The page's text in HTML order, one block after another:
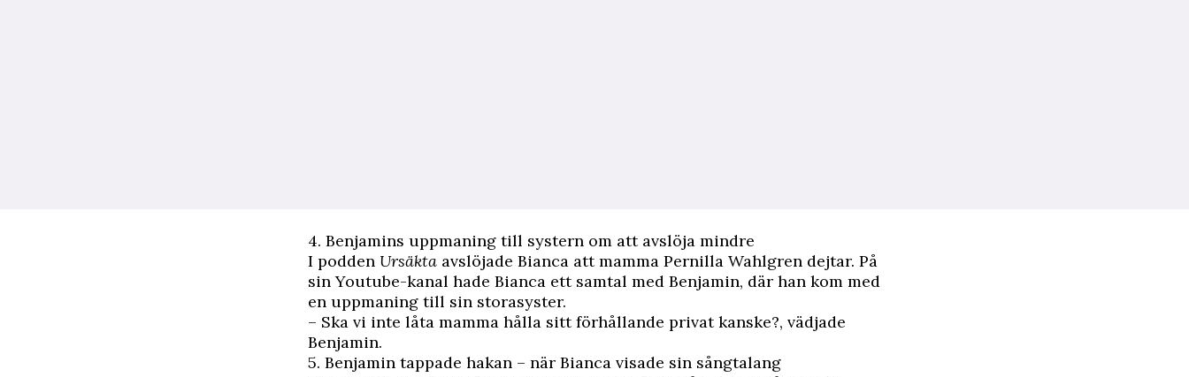
4. Benjamins uppmaning till systern om att avslöja mindre
I podden Ursäkta avslöjade Bianca att mamma Pernilla Wahlgren dejtar. På
sin Youtube-kanal hade Bianca ett samtal med Benjamin, där han kom med
en uppmaning till sin storasyster.
– Ska vi inte låta mamma hålla sitt förhållande privat kanske?, vädjade
Benjamin.
5. Benjamin tappade hakan – när Bianca visade sin sångtalang